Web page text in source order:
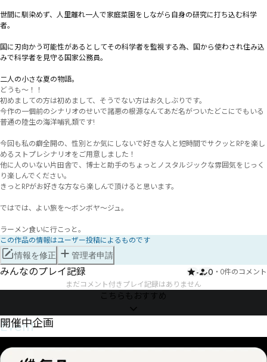
世間に馴染めず、人里離れ一人で家庭菜園をしながら自身の研究に打ち込む科学
者。
国に刃向かう可能性があるとしてその科学者を監視する為、国から使わされ住み込
みで科学者を見守る国家公務員。
二人の小さな夏の物語。
どうも～！！
初めましての方は初めまして、そうでない方はお久しぶりです。
今作の一個前のシナリオのせいで諸悪の根源なんてあだ名がついたどこにでもいる
普通の陸生の海洋哺乳類です!
今回も私の癖全開の、性別とか気にしないで好きな人と短時間でサクッとRPを楽し
めるストプレシナリオをご用意しました！
他に人のいない片田舎で、博士と助手のちょっとノスタルジックな雰囲気をじっく
り楽しんでください。
きっとRPがお好きな方なら楽しんで頂けると思います。
ではでは、よい旅を～ボンボヤ～ジュ。
ラーメン食いに行こっと。
この作品の情報はユーザー投稿によるものです
情報を修正 管理者申請
みんなのプレイ記録 - 0 ・ 0件のコメント
まだコメント付きプレイ記録はありません
こちらもおすすめ
Event
開催中企画